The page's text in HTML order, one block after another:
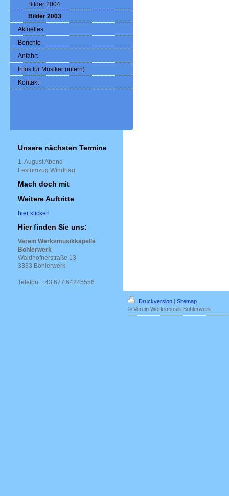
Bilder 2004
Bilder 2003
Aktuelles
Berichte
Anfahrt
Infos für Musiker (intern)
Kontakt
Unsere nächsten Termine
1. August Abend
Festumzug Windhag
Mach doch mit
Weitere Auftritte
hier klicken
Hier finden Sie uns:
Verein Werksmusikkapelle
Böhlerwerk
Waidhofnerstraße 13
3333 Böhlerwerk
Telefon: +43 677 64245556
Druckversion | Sitemap
© Verein Werksmusik Böhlerwerk